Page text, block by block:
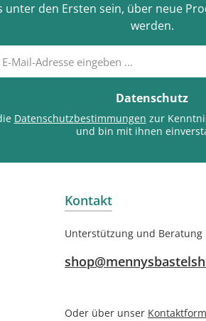
unter den Ersten sein, über neue
werden.
Mail-
Datenschutz
Datenschutzbestimmungen zur
und bin mit ihnen
Kontakt
Unterstützung und Beratung
Oder über unser